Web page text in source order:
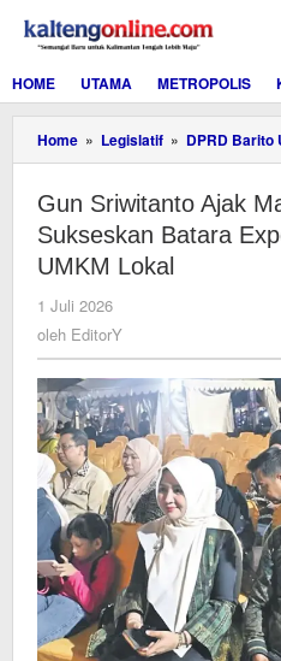
konten
HOME
UTAMA METROPOLIS
Home » Legislatif » DPRD Barito
Gun Sriwitanto Ajak
Sukseskan Batara
UMKM Lokal
1 Juli 2026
oleh EditorY